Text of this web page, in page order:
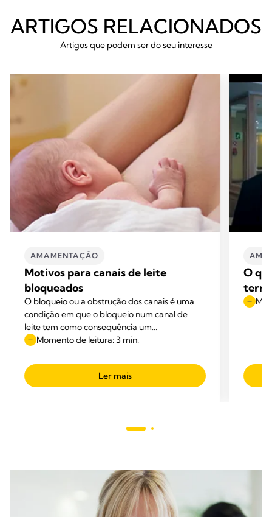
ARTIGOS RELACIONADOS
Artigos que podem ser do seu interesse
AMAMENTAÇÃO
Motivos para canais de leite
bloqueados
O bloqueio ou a obstrução dos canais é uma
condição em que o bloqueio num canal de
leite tem como consequência um
esvaziamento fraco ou insuficiente do canal.
Momento de leitura: 3 min.
Ler mais
O